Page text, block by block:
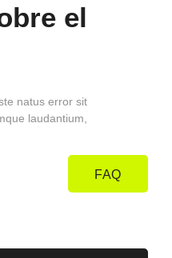
el
natus error sit
laudantium,
FAQ